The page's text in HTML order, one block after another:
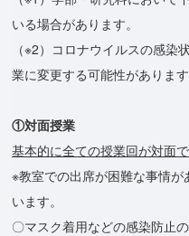
いる場合があります。
（※2）コロナウイルスの感
業に変更する可能性があります
①対面授業
基本的に全ての授業回が対面で
※教室での出席が困難な事情
います。
〇マスク着⽤などの感染防止